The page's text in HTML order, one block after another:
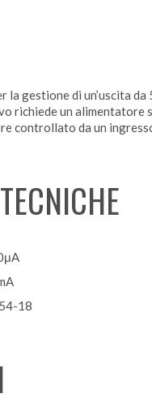
la gestione di un’uscita
richiede un alimentatore
controllato da un
18